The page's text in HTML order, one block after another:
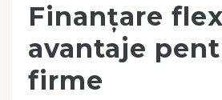
Finanțare
avantaje
firme